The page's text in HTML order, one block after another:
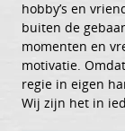
hobby’s en
buiten de
momenten en
motivatie.
regie in eigen
Wij zijn het in